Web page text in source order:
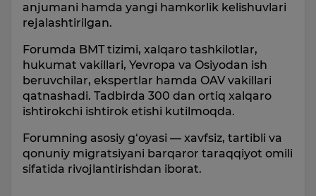
anjumani hamda yangi hamkorlik kelishuvlari
rejalashtirilgan.
Forumda BMT tizimi, xalqaro tashkilotlar,
hukumat vakillari, Yevropa va Osiyodan ish
beruvchilar, ekspertlar hamda OAV vakillari
qatnashadi. Tadbirda 300 dan ortiq xalqaro
ishtirokchi ishtirok etishi kutilmoqda.
Forumning asosiy g‘oyasi — xavfsiz, tartibli va
qonuniy migratsiyani barqaror taraqqiyot omili
sifatida rivojlantirishdan iborat.